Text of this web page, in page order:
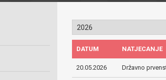
DATUM NATJECANJE
20.05.2026 Državno